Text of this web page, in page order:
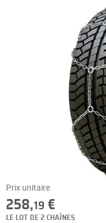
Prix unitaire
258,19 €
LE LOT DE 2 CHAÎNES